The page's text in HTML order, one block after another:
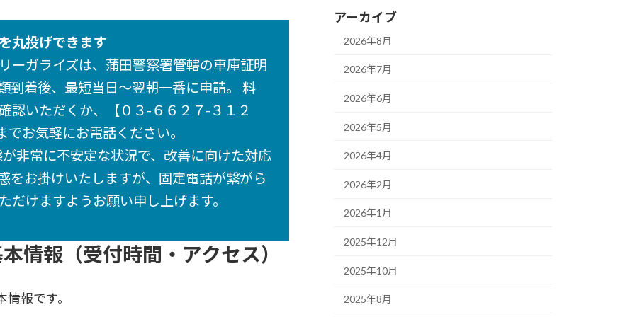
丸投げできます
ガライズは、蒲田警察署管轄の車庫証明
到着後、最短当日〜翌朝一番に申請。 料
認いただくか、【０３-６６２７-３１２
お気軽にお電話ください。
非常に不安定な状況で、改善に向けた対応
をお掛けいたしますが、固定電話が繋がら
けますようお願い申し上げます。
情報（受付時間・アクセス）
報です。
アーカイブ
2026年8月
2026年7月
2026年6月
2026年5月
2026年4月
2026年2月
2026年1月
2025年12月
2025年10月
2025年8月